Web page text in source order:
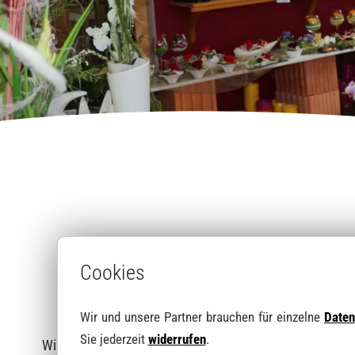
Beet- &
Erde &
Wir fertigen außergewöhnliche Floristik und
Cookies
Wir und unsere Partner brauchen für einzelne
Sie jederzeit widerrufen.